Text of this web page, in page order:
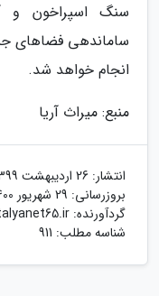
سنگ اسپراخون
ساماندهی فضاهای
انجام خواهد شد.
منبع: میراث آریا
انتشار: 26 اردیبهشت 1399
بروزرسانی: 29 شهریور 1400
گردآورنده:
شناسه مطلب: 911